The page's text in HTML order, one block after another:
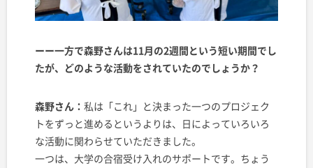
ーー一方で森野さんは11月の2週間という短い期間でし
たが、どのような活動をされていたのでしょうか？
森野さん： 私は「これ」と決まった一つのプロジェク
トをずっと進めるというよりは、日によっていろいろ
な活動に関わらせていただきました。
一つは、大学の合宿受け入れのサポートです。ちょう